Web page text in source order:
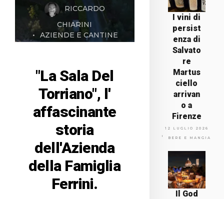
RICCARDO
CHIARINI
AZIENDE E CANTINE
"La Sala Del
Torriano", l'
affascinante
storia
dell'Azienda
della Famiglia
Ferrini.
I vini di
persist
enza di
Salvato
re
Martus
ciello
arrivan
o a
Firenze
12 LUGLIO 2026
BERE E MANGIARE
Il God